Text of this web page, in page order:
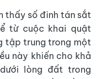
thấy số đinh tán sắt
từ cuộc khai quật
tập trung trong một
này khiến cho khả
lòng đất trong